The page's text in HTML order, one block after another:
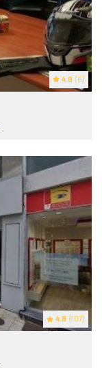
4.8 (6)
4.8 (107)